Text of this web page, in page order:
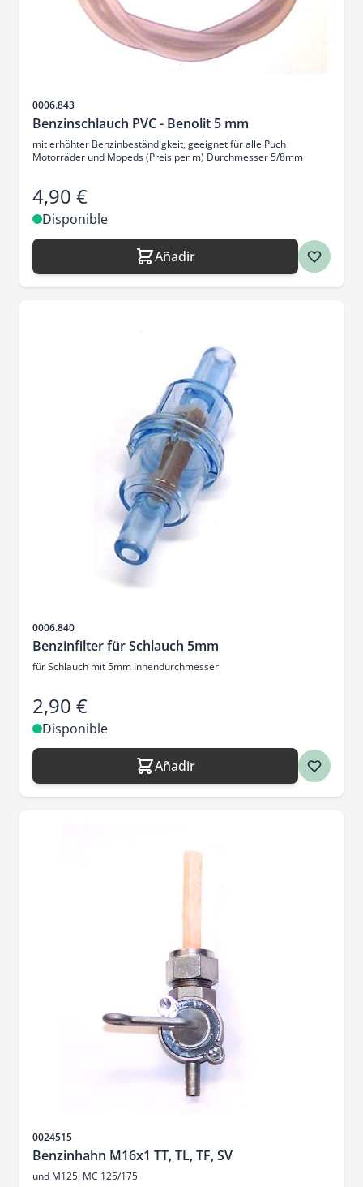
SKU
0006.843
Benzinschlauch PVC - Benolit 5 mm
mit erhöhter Benzinbeständigkeit, geeignet für alle Puch
Motorräder und Mopeds (Preis per m) Durchmesser 5/8mm
4,90 €
Disponible
Añadir
SKU
0006.840
Benzinfilter für Schlauch 5mm
für Schlauch mit 5mm Innendurchmesser
2,90 €
Disponible
Añadir
SKU
0024515
Benzinhahn M16x1 TT, TL, TF, SV
und M125, MC 125/175